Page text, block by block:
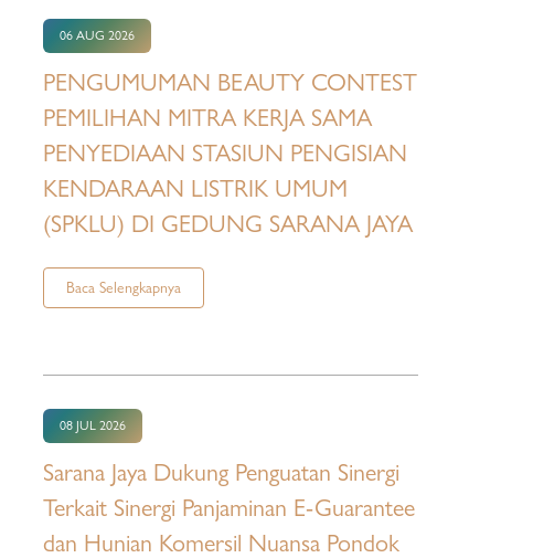
06 AUG 2026
PENGUMUMAN BEAUTY CONTEST
PEMILIHAN MITRA KERJA SAMA
PENYEDIAAN STASIUN PENGISIAN
KENDARAAN LISTRIK UMUM
(SPKLU) DI GEDUNG SARANA JAYA
Baca Selengkapnya
08 JUL 2026
Sarana Jaya Dukung Penguatan Sinergi
Terkait Sinergi Panjaminan E-Guarantee
dan Hunian Komersil Nuansa Pondok